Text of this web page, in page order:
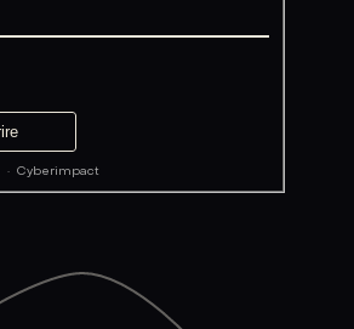
·Cyberimpact